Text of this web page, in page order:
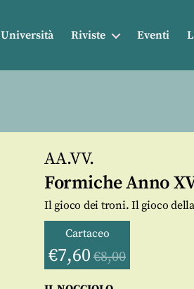
Università Riviste Eventi
AA.VV.
Formiche Anno
Il gioco dei troni. Il gioco
Cartaceo
€7,60 €8,00